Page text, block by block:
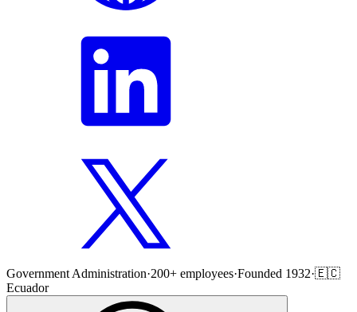
Government Administration·200+ employees·Founded 1932·🇪🇨
Ecuador